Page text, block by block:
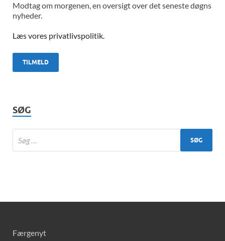
Modtag om morgenen, en oversigt over det seneste døgns
nyheder.
Læs vores privatlivspolitik.
SØG
Færgenyt